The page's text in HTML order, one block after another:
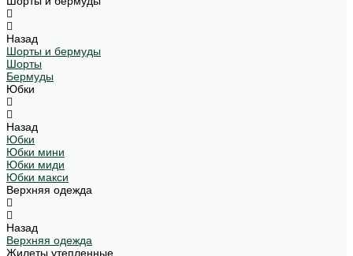
Назад
Шорты и бермуды
Шорты
Бермуды
Юбки
Назад
Юбки
Юбки мини
Юбки миди
Юбки макси
Верхняя одежда
Назад
Верхняя одежда
Жилеты утепленные